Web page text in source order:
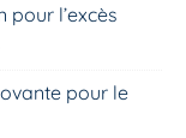
l’excès
pour le